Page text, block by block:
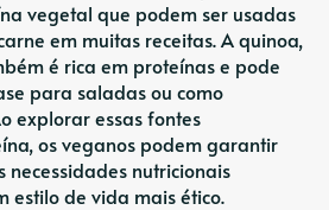
vegetal que podem ser usadas
em muitas receitas. A quinoa,
é rica em proteínas e pode
para saladas ou como
explorar essas fontes
os veganos podem garantir
necessidades nutricionais
estilo de vida mais ético.